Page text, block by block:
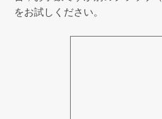
をお試しください。